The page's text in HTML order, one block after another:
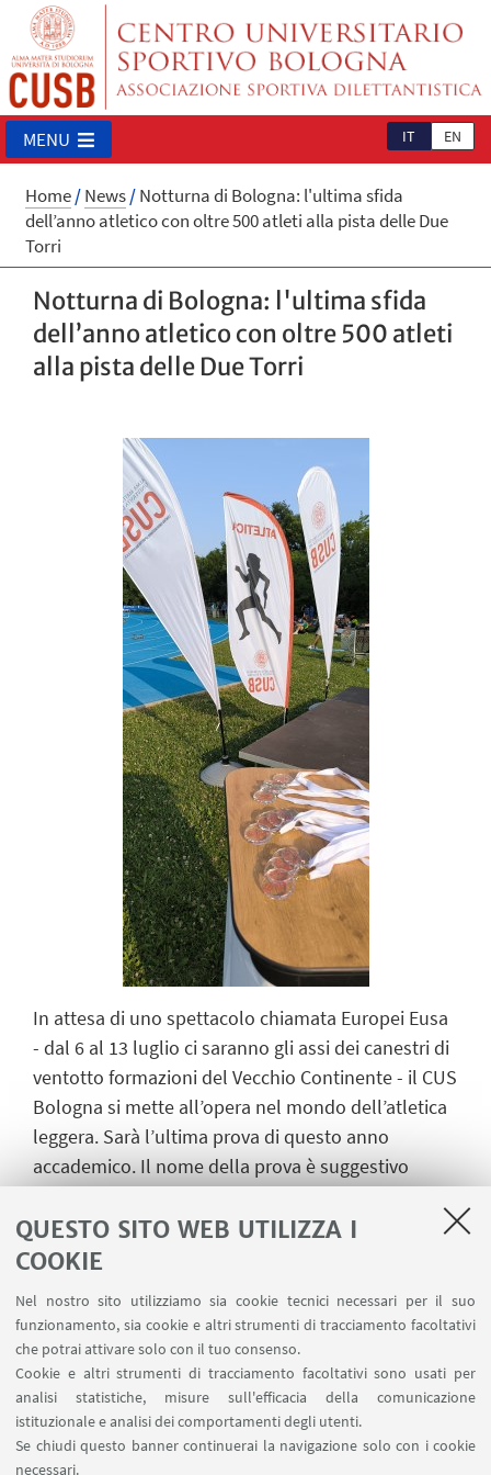
QUESTO SITO WEB UTILIZZA I
COOKIE
Nel nostro sito utilizziamo sia cookie tecnici necessari per il suo
funzionamento, sia cookie e altri strumenti di tracciamento facoltativi
che potrai attivare solo con il tuo consenso.
Cookie e altri strumenti di tracciamento facoltativi sono usati per
analisi statistiche, misure sull'efficacia della comunicazione
istituzionale e analisi dei comportamenti degli utenti.
Se chiudi questo banner continuerai la navigazione solo con i cookie
necessari.
IT EN
MENU
Home/News/Notturna di Bologna: l'ultima sfida
dell’anno atletico con oltre 500 atleti alla pista delle Due
Torri
Notturna di Bologna: l'ultima sfida
dell’anno atletico con oltre 500 atleti
alla pista delle Due Torri
In attesa di uno spettacolo chiamata Europei Eusa
- dal 6 al 13 luglio ci saranno gli assi dei canestri di
ventotto formazioni del Vecchio Continente - il CUS
Bologna si mette all’opera nel mondo dell’atletica
leggera. Sarà l’ultima prova di questo anno
accademico. Il nome della prova è suggestivo
L’appuntamento è per domani, giovedì 26 giugno,
nella pista più bella delle Due Torri. Sono attesi
previsto per le 19, mezz’ora dopo la prima
premiazione. L’ultima prova alle 22,30, con le luci
sempre più soffuse e, sullo sfondo, la sagoma della
basilica di San Luca.
CUS Bologna, naturalmente, in doppia veste: come
organizzatore e come società che manderà alcuni